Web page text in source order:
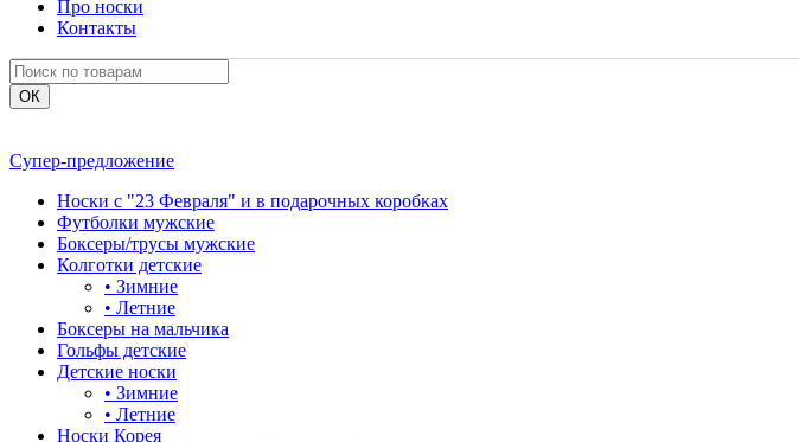
Про носки
Контакты
Супер-предложение
Носки с "23 Февраля" и в подарочных коробках
Футболки мужские
Боксеры/трусы мужские
Колготки детские
• Зимние
• Летние
Боксеры на мальчика
Гольфы детские
Детские носки
• Зимние
• Летние
Носки Корея